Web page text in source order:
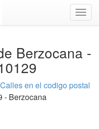
Berzocana -
Calles en el codigo postal
- Berzocana